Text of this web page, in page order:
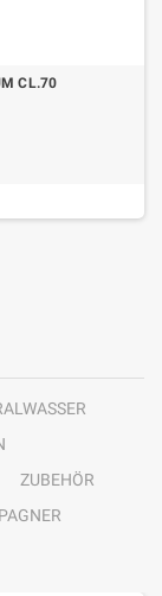
CL.70
ZUBEHÖR